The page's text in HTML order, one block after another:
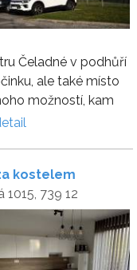
Čeladné v podhůří
ale také místo
možností, kam
kostelem
1015, 739 12